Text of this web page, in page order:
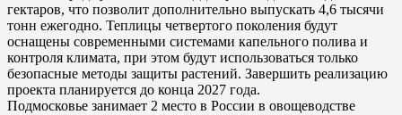
гектаров, что позволит дополнительно выпускать 4,6 тысячи
тонн ежегодно. Теплицы четвертого поколения будут
оснащены современными системами капельного полива и
контроля климата, при этом будут использоваться только
безопасные методы защиты растений. Завершить реализацию
проекта планируется до конца 2027 года.
Подмосковье занимает 2 место в России в овощеводстве